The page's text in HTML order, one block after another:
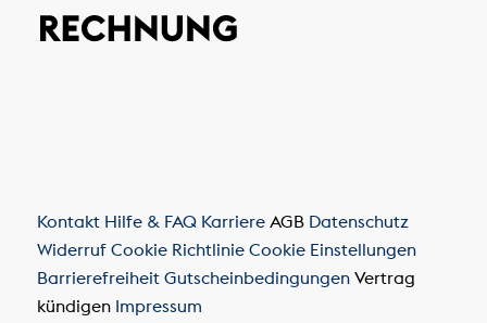
Kontakt Hilfe & FAQ Karriere AGB Datenschutz
Widerruf Cookie Richtlinie Cookie Einstellungen
Barrierefreiheit Gutscheinbedingungen Vertrag
kündigen Impressum